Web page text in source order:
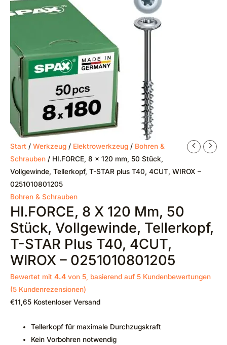
Start / Werkzeug / Elektrowerkzeug / Bohren &
Schrauben / HI.FORCE, 8 x 120 mm, 50 Stück,
Vollgewinde, Tellerkopf, T-STAR plus T40, 4CUT, WIROX –
0251010801205
Bohren & Schrauben
HI.FORCE, 8 X 120 Mm, 50
Stück, Vollgewinde, Tellerkopf,
T-STAR Plus T40, 4CUT,
WIROX – 0251010801205
Bewertet mit 4.4 von 5, basierend auf 5 Kundenbewertungen
(5 Kundenrezensionen)
€11,65 Kostenloser Versand
Tellerkopf für maximale Durchzugskraft
Kein Vorbohren notwendig